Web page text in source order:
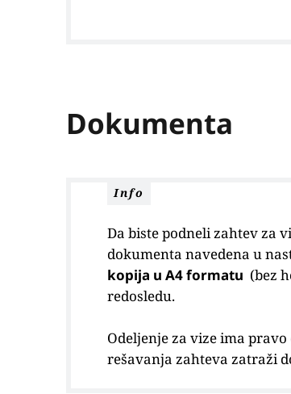
Dokumenta
Info
Da biste podneli zahtev za
dokumenta navedena u
kopija u A4 formatu
(bez
redosledu.
Odeljenje za vize ima
rešavanja zahteva zatraži